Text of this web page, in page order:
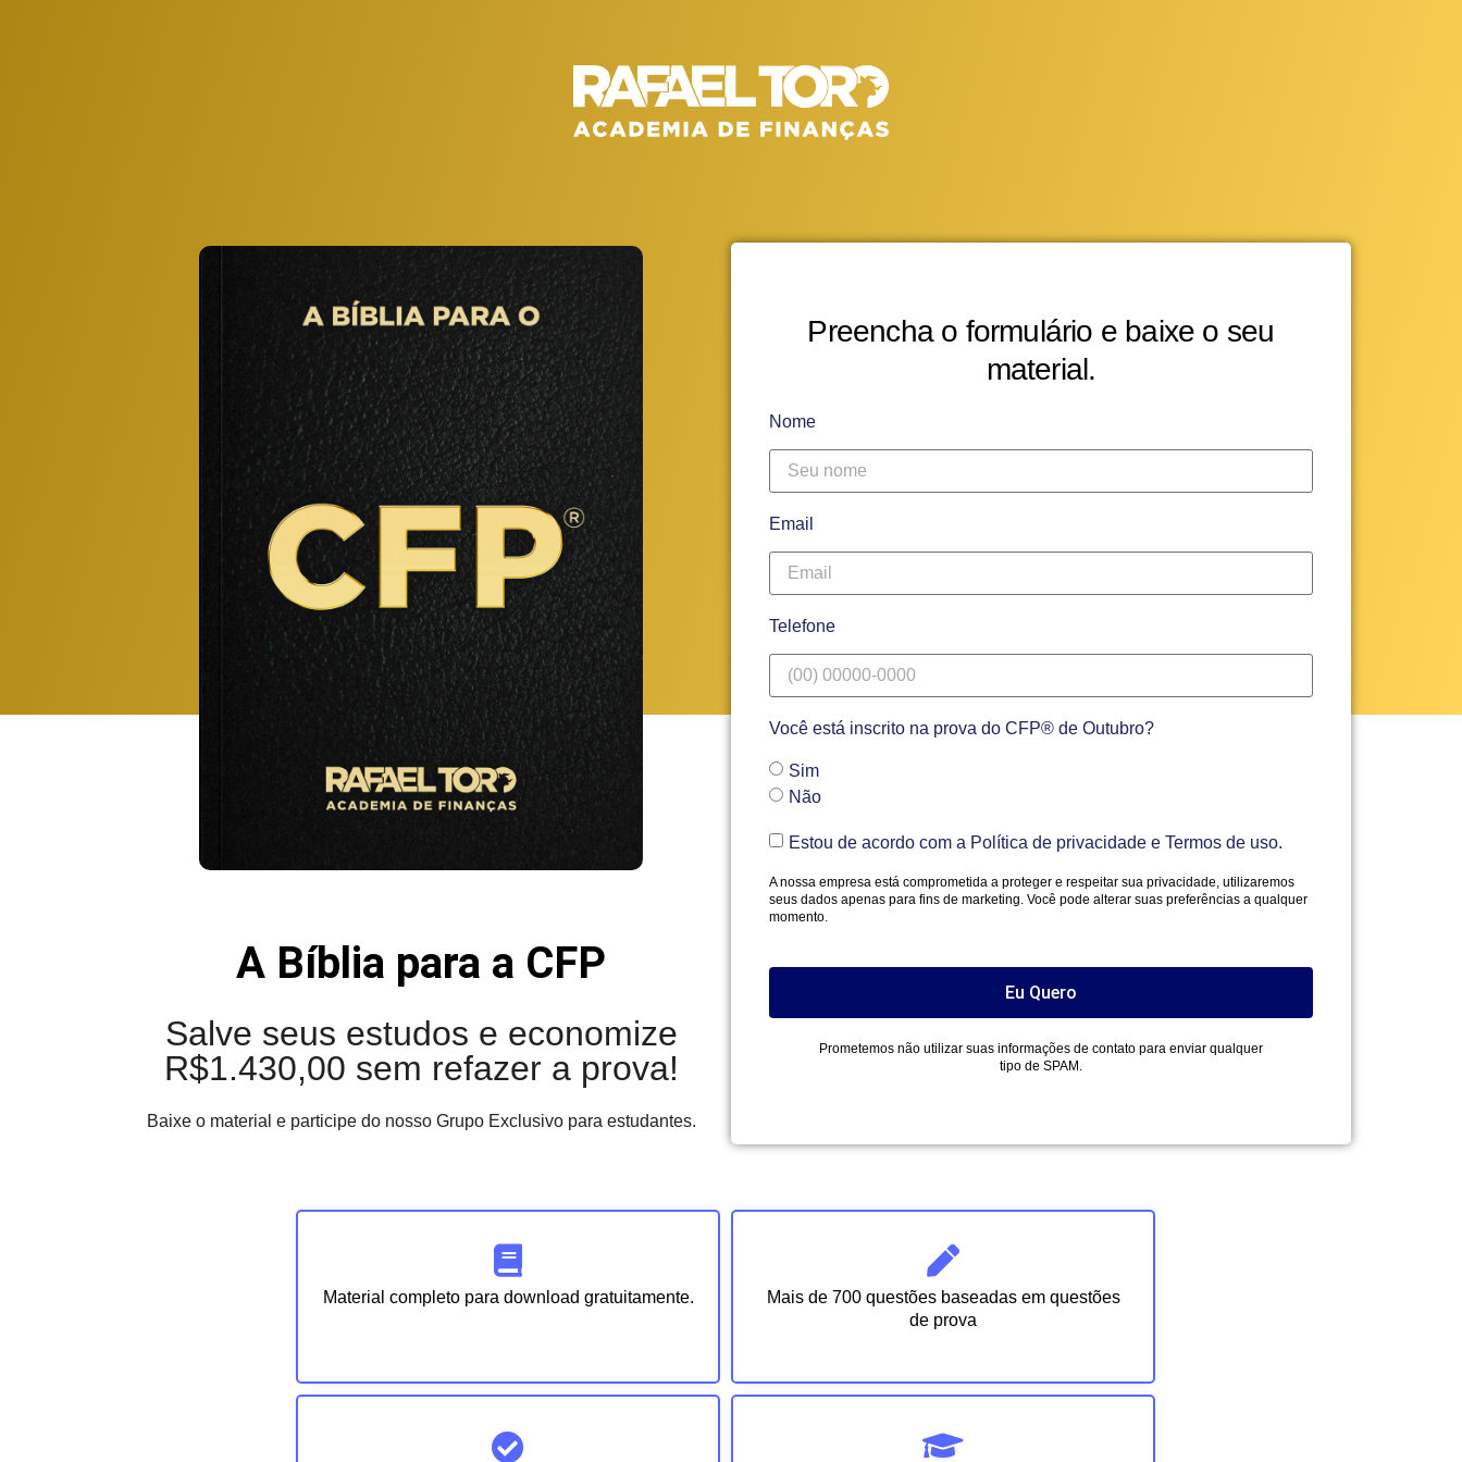
A Bíblia para a CFP
Salve seus estudos e economize
R$1.430,00 sem refazer a prova!
Baixe o material e participe do nosso Grupo Exclusivo para estudantes.
Preencha o formulário e baixe o seu
material.
Nome
Email
Telefone
Você está inscrito na prova do CFP® de Outubro?
Sim
Não
Estou de acordo com a Política de privacidade e Termos de uso.
A nossa empresa está comprometida a proteger e respeitar sua privacidade, utilizaremos
seus dados apenas para fins de marketing. Você pode alterar suas preferências a qualquer
momento.
Eu Quero
Prometemos não utilizar suas informações de contato para enviar qualquer
tipo de SPAM.
Material completo para download gratuitamente.
Mais de 700 questões baseadas em questões
de prova